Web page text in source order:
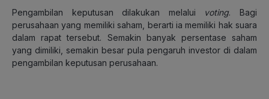
Pengambilan keputusan dilakukan melalui voting. Bagi
perusahaan yang memiliki saham, berarti ia memiliki hak suara
dalam rapat tersebut. Semakin banyak persentase saham
yang dimiliki, semakin besar pula pengaruh investor di dalam
pengambilan keputusan perusahaan.